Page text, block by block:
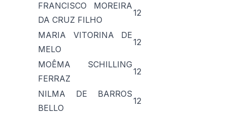
FRANCISCO MOREIRA
DA CRUZ FILHO
12
MARIA VITORINA DE
MELO
12
MOÊMA SCHILLING
FERRAZ
12
NILMA DE BARROS
BELLO
12